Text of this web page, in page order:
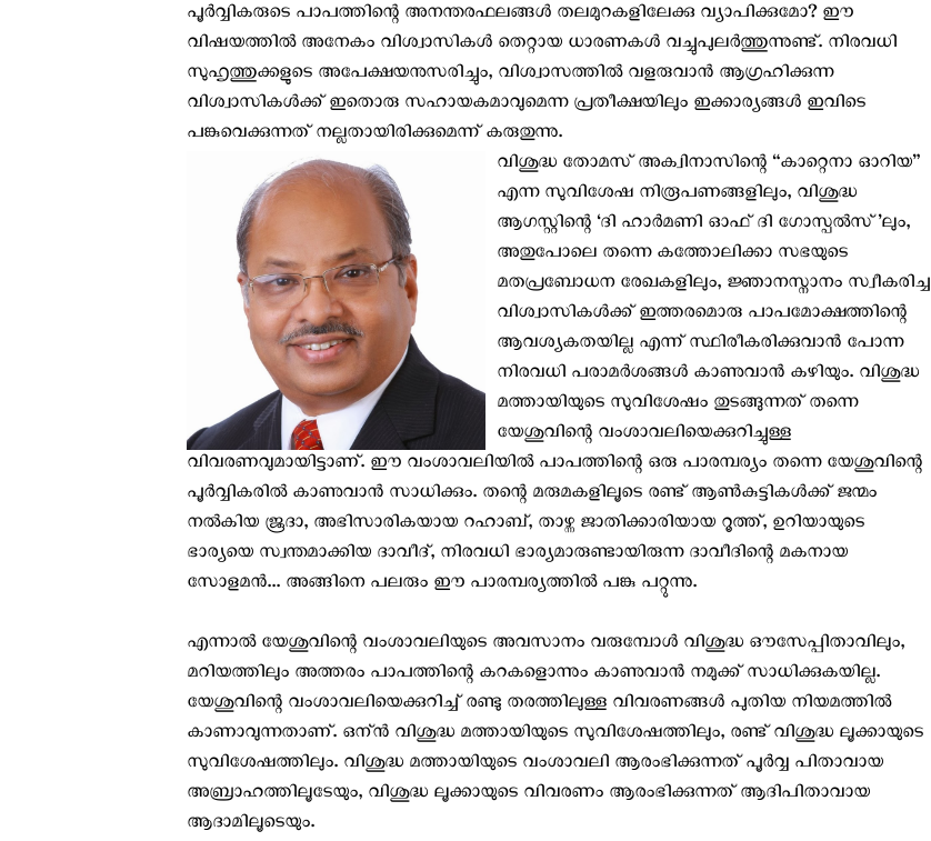
പൂർവ്വികരുടെ പാപത്തിന്റെ അനന്തരഫലങ്ങൾ തലമുറകളിലേക്കു വ്യാപിക്കുമോ? ഈ
വിഷയത്തിൽ അനേകം വിശ്വാസികൾ തെറ്റായ ധാരണകൾ വച്ചുപുലർത്തുന്നുണ്ട്. നിരവധി
സുഹൃത്തുക്കളുടെ അപേക്ഷയനുസരിച്ചും, വിശ്വാസത്തില്‍ വളരുവാന്‍ ആഗ്രഹിക്കുന്ന
വിശ്വാസികള്‍ക്ക് ഇതൊരു സഹായകമാവുമെന്ന പ്രതീക്ഷയിലും ഇക്കാര്യങ്ങള്‍ ഇവിടെ
പങ്കുവെക്കുന്നത് നല്ലതായിരിക്കുമെന്ന് കരുതുന്നു.
വിശുദ്ധ തോമസ്‌ അക്വിനാസിന്റെ “കാറ്റെനാ ഓറിയ”
എന്ന സുവിശേഷ നിരൂപണങ്ങളിലും, വിശുദ്ധ
ആഗസ്റ്റിന്റെ ‘ദി ഹാര്‍മണി ഓഫ് ദി ഗോസ്പല്‍സ്’ലും,
അതുപോലെ തന്നെ കത്തോലിക്കാ സഭയുടെ
മതപ്രബോധന രേഖകളിലും, ജ്ഞാനസ്നാനം സ്വീകരിച്ച
വിശ്വാസികള്‍ക്ക് ഇത്തരമൊരു പാപമോക്ഷത്തിന്റെ
ആവശ്യകതയില്ല എന്ന് സ്ഥിരീകരിക്കുവാന്‍ പോന്ന
നിരവധി പരാമര്‍ശങ്ങള്‍ കാണുവാന്‍ കഴിയും. വിശുദ്ധ
മത്തായിയുടെ സുവിശേഷം തുടങ്ങുന്നത് തന്നെ
യേശുവിന്റെ വംശാവലിയെക്കുറിച്ചുള്ള
വിവരണവുമായിട്ടാണ്. ഈ വംശാവലിയില്‍ പാപത്തിന്റെ ഒരു പാരമ്പര്യം തന്നെ യേശുവിന്റെ
പൂർവ്വികരിൽ കാണുവാന്‍ സാധിക്കും. തന്റെ മരുമകളിലൂടെ രണ്ട് ആണ്‍കുട്ടികള്‍ക്ക് ജന്മം
നല്‍കിയ ജൂദാ, അഭിസാരികയായ റഹാബ്, താഴ്ന്ന ജാതിക്കാരിയായ റൂത്ത്, ഉറിയായുടെ
ഭാര്യയെ സ്വന്തമാക്കിയ ദാവീദ്, നിരവധി ഭാര്യമാരുണ്ടായിരുന്ന ദാവീദിന്റെ മകനായ
സോളമന്‍... അങ്ങിനെ പലരും ഈ പാരമ്പര്യത്തില്‍ പങ്കു പറ്റുന്നു.
എന്നാല്‍ യേശുവിന്റെ വംശാവലിയുടെ അവസാനം വരുമ്പോള്‍ വിശുദ്ധ ഔസേപ്പിതാവിലും,
മറിയത്തിലും അത്തരം പാപത്തിന്റെ കറകളൊന്നും കാണുവാന്‍ നമുക്ക് സാധിക്കുകയില്ല.
യേശുവിന്റെ വംശാവലിയെക്കുറിച്ച് രണ്ടു തരത്തിലുള്ള വിവരണങ്ങള്‍ പുതിയ നിയമത്തില്‍
കാണാവുന്നതാണ്. ഒന്ന്‍ വിശുദ്ധ മത്തായിയുടെ സുവിശേഷത്തിലും, രണ്ട് വിശുദ്ധ ലൂക്കായുടെ
സുവിശേഷത്തിലും. വിശുദ്ധ മത്തായിയുടെ വംശാവലി ആരംഭിക്കുന്നത് പൂര്‍വ്വ പിതാവായ
അബ്രാഹത്തിലൂടേയും, വിശുദ്ധ ലൂക്കായുടെ വിവരണം ആരംഭിക്കുന്നത് ആദിപിതാവായ
ആദാമിലൂടെയും.